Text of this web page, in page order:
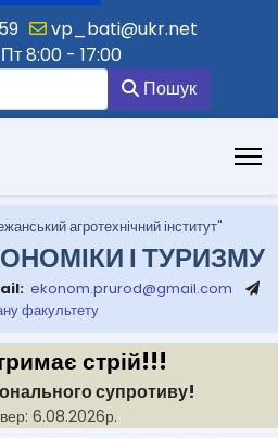
vp_bati@ukr.net
8:00 - 17:00
Пошук
агротехнічний інститут"
І ТУРИЗМУ
ekonom.prurod@gmail.com
факультету
стрій!!!
супротиву!
6.08.2026р.